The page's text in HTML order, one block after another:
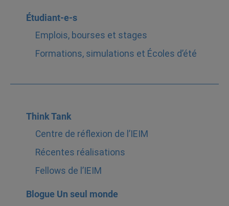
Étudiant-e-s
Emplois, bourses et stages
Formations, simulations et Écoles d’été
Think Tank
Centre de réflexion de l’IEIM
Récentes réalisations
Fellows de l’IEIM
Blogue Un seul monde